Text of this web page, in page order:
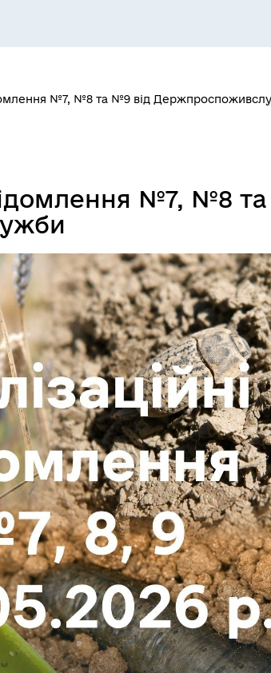
Гендерна рівність
№7, №8 та №9 від
№7, №8